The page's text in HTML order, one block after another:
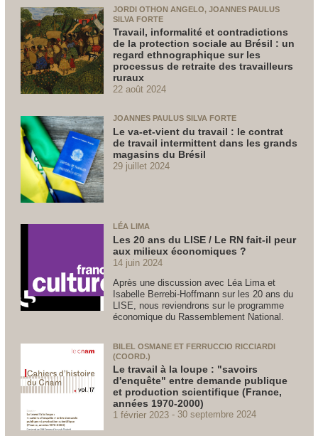
JORDI OTHON ANGELO, JOANNES PAULUS
SILVA FORTE
Travail, informalité et contradictions
de la protection sociale au Brésil : un
regard ethnographique sur les
processus de retraite des travailleurs
ruraux
22 août 2024
JOANNES PAULUS SILVA FORTE
Le va-et-vient du travail : le contrat
de travail intermittent dans les grands
magasins du Brésil
29 juillet 2024
LÉA LIMA
Les 20 ans du LISE / Le RN fait-il peur
aux milieux économiques ?
14 juin 2024
Après une discussion avec Léa Lima et
Isabelle Berrebi-Hoffmann sur les 20 ans du
LISE, nous reviendrons sur le programme
économique du Rassemblement National.
BILEL OSMANE ET FERRUCCIO RICCIARDI
(COORD.)
Le travail à la loupe : "savoirs
d'enquête" entre demande publique
et production scientifique (France,
années 1970-2000)
1 février 2023 30 septembre 2024